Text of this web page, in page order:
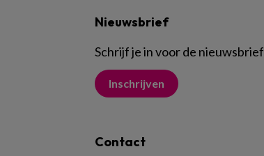
Nieuwsbrief
Schrijf je in voor de nieuwsbrief
Inschrijven
Contact